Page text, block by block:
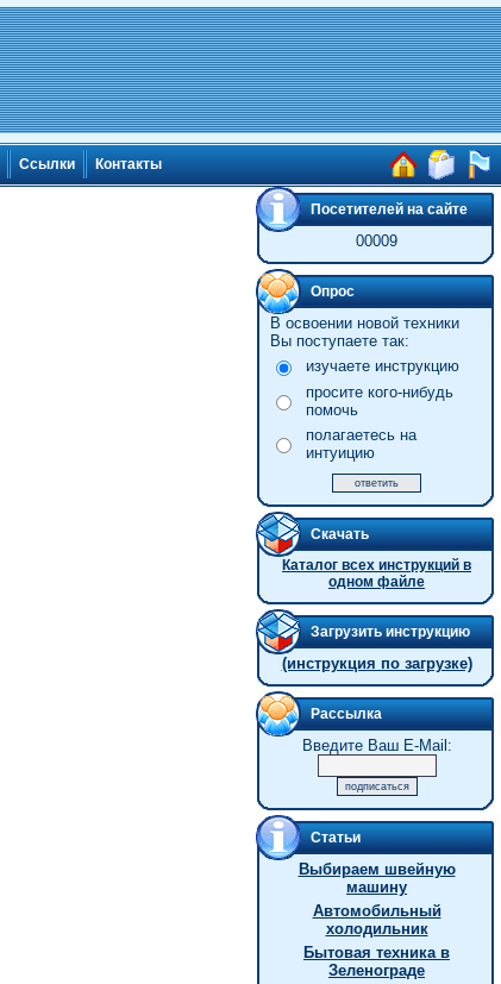
Ссылки Контакты
Посетителей на сайте
00009
Опрос
В освоении новой техники
Вы поступаете так:
изучаете инструкцию
просите кого-нибудь
помочь
полагаетесь на
интуицию
Скачать
Каталог всех инструкций в
одном файле
Загрузить инструкцию
(инструкция по загрузке)
Рассылка
Введите Ваш E-Mail:
Статьи
Выбираем швейную
машину
Автомобильный
холодильник
Бытовая техника в
Зеленограде